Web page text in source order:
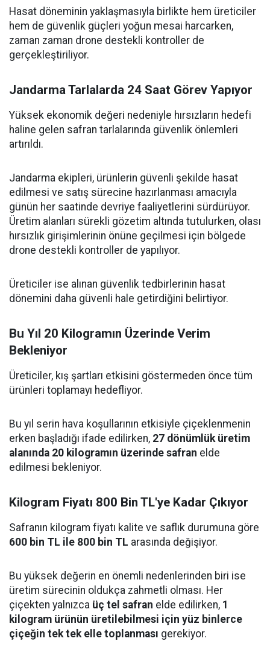
Hasat döneminin yaklaşmasıyla birlikte hem üreticiler
hem de güvenlik güçleri yoğun mesai harcarken,
zaman zaman drone destekli kontroller de
gerçekleştiriliyor.
Jandarma Tarlalarda 24 Saat Görev Yapıyor
Yüksek ekonomik değeri nedeniyle hırsızların hedefi
haline gelen safran tarlalarında güvenlik önlemleri
artırıldı.
Jandarma ekipleri, ürünlerin güvenli şekilde hasat
edilmesi ve satış sürecine hazırlanması amacıyla
günün her saatinde devriye faaliyetlerini sürdürüyor.
Üretim alanları sürekli gözetim altında tutulurken, olası
hırsızlık girişimlerinin önüne geçilmesi için bölgede
drone destekli kontroller de yapılıyor.
Üreticiler ise alınan güvenlik tedbirlerinin hasat
dönemini daha güvenli hale getirdiğini belirtiyor.
Bu Yıl 20 Kilogramın Üzerinde Verim
Bekleniyor
Üreticiler, kış şartları etkisini göstermeden önce tüm
ürünleri toplamayı hedefliyor.
Bu yıl serin hava koşullarının etkisiyle çiçeklenmenin
erken başladığı ifade edilirken, 27 dönümlük üretim
alanında 20 kilogramın üzerinde safran elde
edilmesi bekleniyor.
Kilogram Fiyatı 800 Bin TL'ye Kadar Çıkıyor
Safranın kilogram fiyatı kalite ve saflık durumuna göre
600 bin TL ile 800 bin TL arasında değişiyor.
Bu yüksek değerin en önemli nedenlerinden biri ise
üretim sürecinin oldukça zahmetli olması. Her
çiçekten yalnızca üç tel safran elde edilirken, 1
kilogram ürünün üretilebilmesi için yüz binlerce
çiçeğin tek tek elle toplanması gerekiyor.